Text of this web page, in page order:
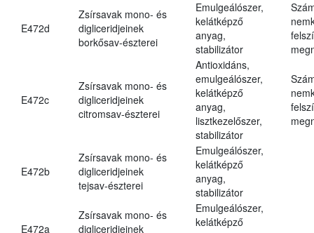
E472d
Zsírsavak mono- és
digliceridjeinek
borkősav-észterei
Emulgeálószer,
kelátképző
anyag,
stabilizátor
E472c
Zsírsavak mono- és
digliceridjeinek
citromsav-észterei
Antioxidáns,
emulgeálószer,
kelátképző
anyag,
lisztkezelőszer,
stabilizátor
E472b
Zsírsavak mono- és
digliceridjeinek
tejsav-észterei
Emulgeálószer,
kelátképző
anyag,
stabilizátor
E472a
Zsírsavak mono- és
digliceridjeinek
Emulgeálószer,
kelátképző